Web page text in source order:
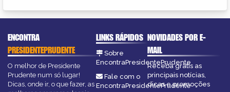
ENCONTRA
PRESIDENTEPRUDENTE
O melhor de Presidente
Prudente num só lugar!
Dicas, onde ir, o que fazer, as
LINKS RÁPIDOS
Sobre
EncontraPresidentePrudente
Fale com o
EncontraPresidentePrudente
NOVIDADES POR E-
MAIL
Receba grátis as
principais notícias,
dicas e promoções